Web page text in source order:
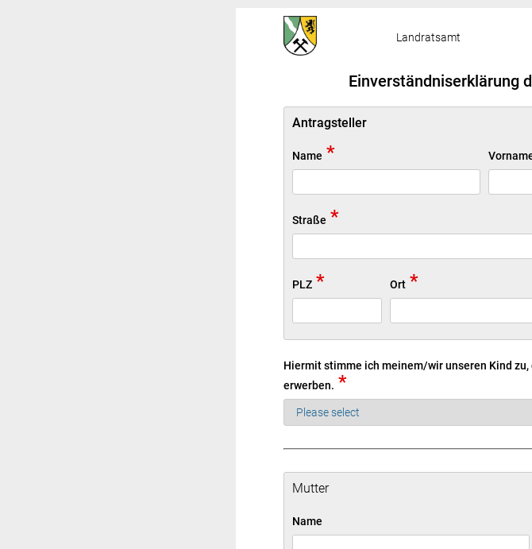
Landratsamt
Einverständniserklärung
Antragsteller
Name *
Straße *
PLZ * Ort *
Hiermit stimme ich meinem/wir unseren Kind
erwerben. *
Mutter
Name